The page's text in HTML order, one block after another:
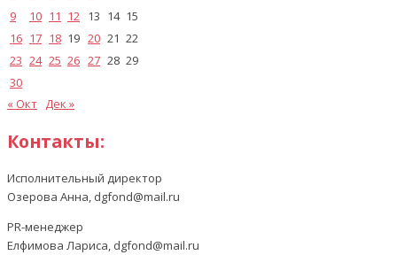
9
10 11 12 13 14 15
16 17 18 19 20 21 22
23 24 25 26 27 28 29
30
« Окт
Дек »
Контакты:
Исполнительный директор
Озерова Анна, dgfond@mail.ru
PR-менеджер
Елфимова Лариса, dgfond@mail.ru